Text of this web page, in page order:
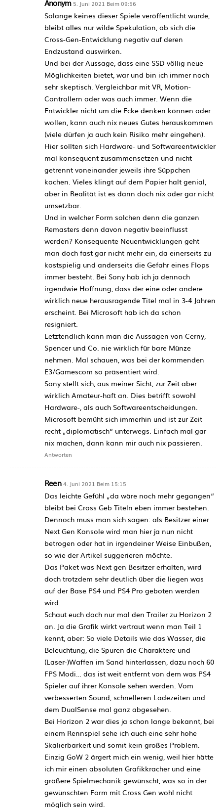
Anonym 5. Juni 2021 Beim 09:56
Solange keines dieser Spiele veröffentlicht wurde,
bleibt alles nur wilde Spekulation, ob sich die
Cross-Gen-Entwicklung negativ auf deren
Endzustand auswirken.
Und bei der Aussage, dass eine SSD völlig neue
Möglichkeiten bietet, war und bin ich immer noch
sehr skeptisch. Vergleichbar mit VR, Motion-
Controllern oder was auch immer. Wenn die
Entwickler nicht um die Ecke denken können oder
wollen, kann auch nix neues Gutes herauskommen
(viele dürfen ja auch kein Risiko mehr eingehen).
Hier sollten sich Hardware- und Softwareentwickler
mal konsequent zusammensetzen und nicht
getrennt voneinander jeweils ihre Süppchen
kochen. Vieles klingt auf dem Papier halt genial,
aber in Realität ist es dann doch nix oder gar nicht
umsetzbar.
Und in welcher Form solchen denn die ganzen
Remasters denn davon negativ beeinflusst
werden? Konsequente Neuentwicklungen geht
man doch fast gar nicht mehr ein, da einerseits zu
kostspielig und anderseits die Gefahr eines Flops
immer besteht. Bei Sony hab ich ja dennoch
irgendwie Hoffnung, dass der eine oder andere
wirklich neue herausragende Titel mal in 3-4 Jahren
erscheint. Bei Microsoft hab ich da schon
resigniert.
Letztendlich kann man die Aussagen von Cerny,
Spencer und Co. nie wirklich für bare Münze
nehmen. Mal schauen, was bei der kommenden
E3/Gamescom so präsentiert wird.
Sony stellt sich, aus meiner Sicht, zur Zeit aber
wirklich Amateur-haft an. Dies betrifft sowohl
Hardware-, als auch Softwareentscheidungen.
Microsoft bemüht sich immerhin und ist zur Zeit
recht „diplomatisch“ unterwegs. Einfach mal gar
nix machen, dann kann mir auch nix passieren.
Antworten
Reen 4. Juni 2021 Beim 15:15
Das leichte Gefühl „da wäre noch mehr gegangen“
bleibt bei Cross Geb Titeln eben immer bestehen.
Dennoch muss man sich sagen: als Besitzer einer
Next Gen Konsole wird man hier ja nun nicht
betrogen oder hat in irgendeiner Weise Einbußen,
so wie der Artikel suggerieren möchte.
Das Paket was Next gen Besitzer erhalten, wird
doch trotzdem sehr deutlich über die liegen was
auf der Base PS4 und PS4 Pro geboten werden
wird.
Schaut euch doch nur mal den Trailer zu Horizon 2
an. Ja die Grafik wirkt vertraut wenn man Teil 1
kennt, aber: So viele Details wie das Wasser, die
Beleuchtung, die Spuren die Charaktere und
(Laser-)Waffen im Sand hinterlassen, dazu noch 60
FPS Modi… das ist weit entfernt von dem was PS4
Spieler auf ihrer Konsole sehen werden. Vom
verbesserten Sound, schnelleren Ladezeiten und
dem DualSense mal ganz abgesehen.
Bei Horizon 2 war dies ja schon lange bekannt, bei
einem Rennspiel sehe ich auch eine sehr hohe
Skalierbarkeit und somit kein großes Problem.
Einzig GoW 2 ärgert mich ein wenig, weil hier hätte
ich mir einen absoluten Grafikkracher und eine
größere Spielmechanik gewünscht, was so in der
gewünschten Form mit Cross Gen wohl nicht
möglich sein wird.